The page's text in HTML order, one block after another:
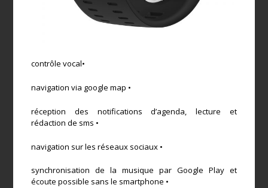
contrôle vocal•
navigation via google map •
réception des notifications d’agenda, lecture et
rédaction de sms •
navigation sur les réseaux sociaux •
synchronisation de la musique par Google Play et
écoute possible sans le smartphone •